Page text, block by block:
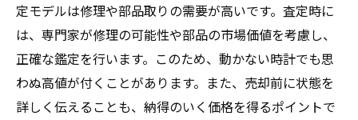
定モデルは修理や部品取りの需要が高いです。査定時に
は、専門家が修理の可能性や部品の市場価値を考慮し、
正確な鑑定を行います。このため、動かない時計でも思
わぬ高値が付くことがあります。また、売却前に状態を
詳しく伝えることも、納得のいく価格を得るポイントで